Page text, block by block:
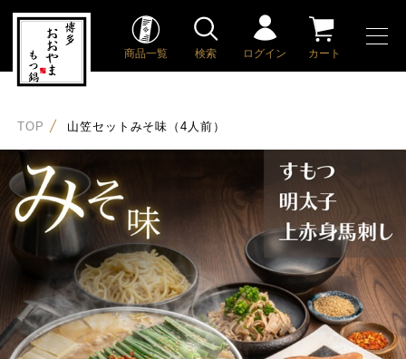
商品一覧 検索 ログイン カート
TOP 山笠セットみそ味（4人前）